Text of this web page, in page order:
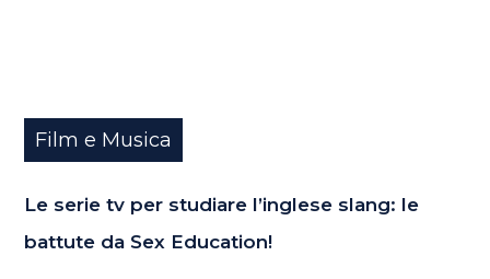
Film e Musica
Le serie tv per studiare l’inglese slang: le
battute da Sex Education!